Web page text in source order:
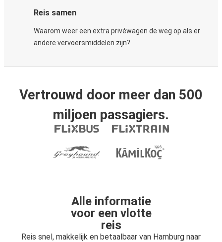
Reis samen
Waarom weer een extra privéwagen de weg op als er
andere vervoersmiddelen zijn?
Vertrouwd door meer dan 500
miljoen passagiers.
Alle informatie
voor een vlotte
reis
Reis snel, makkelijk en betaalbaar van Hamburg naar